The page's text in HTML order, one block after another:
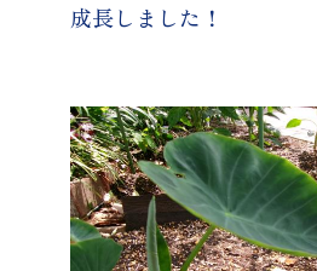
成長しました！